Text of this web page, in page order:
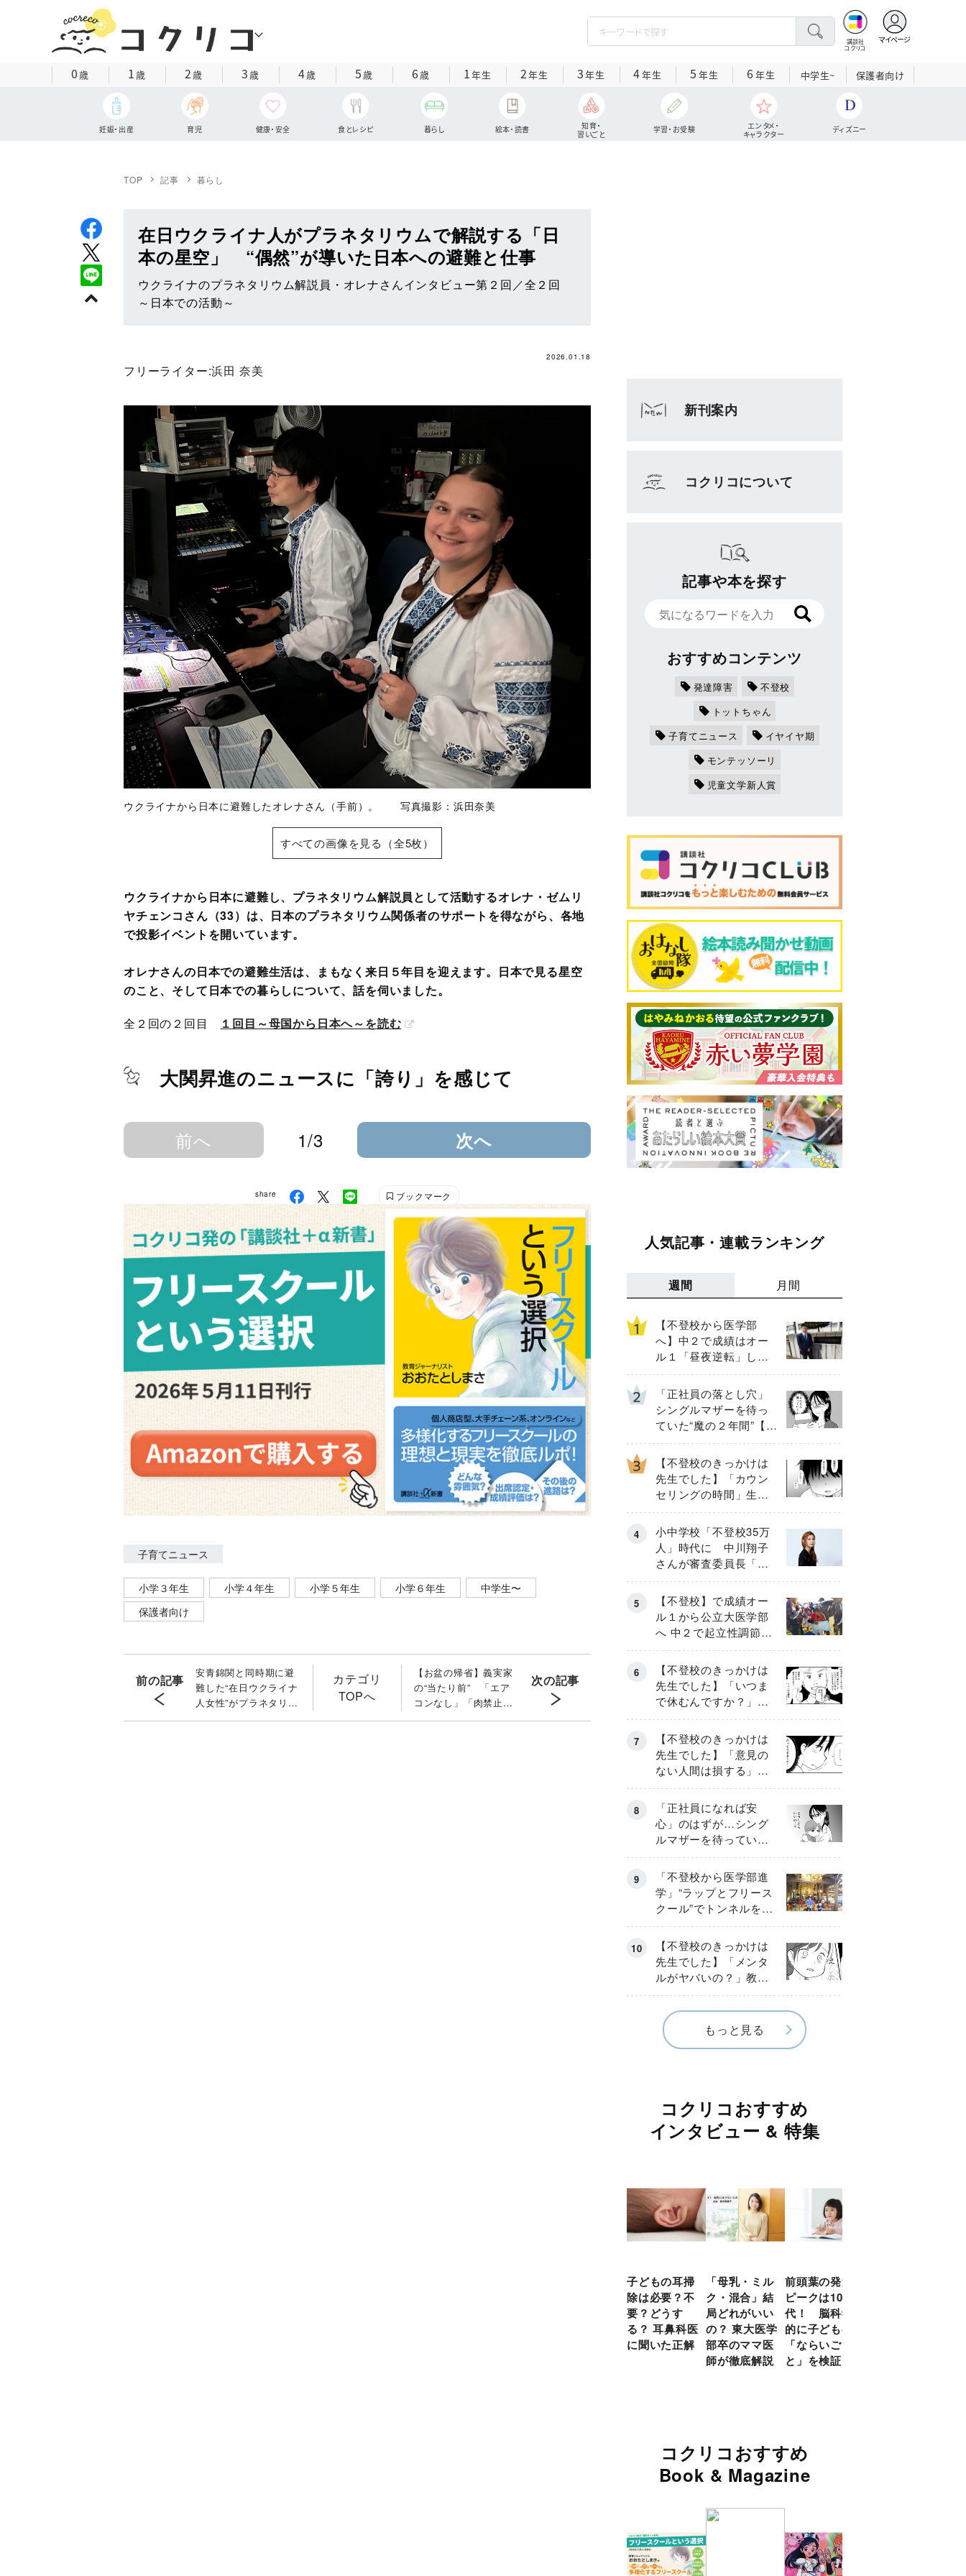
講談社
コクリコ
マイページ
0歳 1歳 2歳 3歳 4歳 5歳 6歳 1年生 2年生 3年生 4年生 5 年生 6 年生 中学生~ 保護者向け
妊娠・出産 育児 健康・安全 食とレシピ 暮らし 絵本・読書
知育・
習いごと
学習・お受験
エンタメ・
キャラクター
ディズニー
TOP 記事 暮らし
在日ウクライナ人がプラネタリウムで解説する「日
本の星空」 “偶然”が導いた日本への避難と仕事
ウクライナのプラネタリウム解説員・オレナさんインタビュー第２回／全２回
～日本での活動～
2026.01.18
フリーライター:浜田 奈美
ウクライナから日本に避難したオレナさん（手前）。 写真撮影：浜田奈美
すべての画像を見る（全5枚）
ウクライナから日本に避難し、プラネタリウム解説員として活動するオレナ・ゼムリ
ヤチェンコさん（33）は、日本のプラネタリウム関係者のサポートを得ながら、各地
で投影イベントを開いています。
オレナさんの日本での避難生活は、まもなく来日５年目を迎えます。日本で見る星空
のこと、そして日本での暮らしについて、話を伺いました。
全２回の２回目
１回目～母国から日本へ～を読む
大関昇進のニュースに「誇り」を感じて
前へ 1/3 次へ
share ブックマーク
子育てニュース
小学３年生 小学４年生 小学５年生 小学６年生
中学生〜
保護者向け
前の記事
安青錦関と同時期に避
難した“在日ウクライナ
人女性”がプラネタリウ
ムで解説！ 戦禍を逃
カテゴリ
TOPへ
【お盆の帰省】義実家
の“当たり前” 「エア
コンなし」「肉禁止」
「台所は女性だけ」に
次の記事
新刊案内
コクリコについて
記事や本を探す
おすすめコンテンツ
発達障害
不登校
トットちゃん
子育てニュース
イヤイヤ期
モンテッソーリ
児童文学新人賞
人気記事・連載ランキング
週間 月間
【不登校から医学部
へ】中２で成績はオー
ル１「昼夜逆転」した
わが子を”夜遊び”に連れ
出した母の気づき
「正社員の落とし穴」
シングルマザーを待っ
ていた“魔の２年間”【後
編】
【不登校のきっかけは
先生でした】「カウン
セリングの時間」生徒
の情報をバラしたの
は…《第２話》
小中学校「不登校35万
人」時代に 中川翔子
さんが審査委員長「不
登校生動画甲子園
2026」が開催
【不登校】で成績オー
ル１から公立大医学部
へ 中２で起立性調節障
害「治るまで３年」の
診断 そのとき母は
【不登校のきっかけは
先生でした】「いつま
で休むんですか？」追
い詰められる母と息子
《第６話》
【不登校のきっかけは
先生でした】「意見の
ない人間は損する」担
任の一言が苦しみに…
《第１話》
「正社員になれば安
心」のはずが…シング
ルマザーを待ってい
た“魔の２年間”【前編】
「不登校から医学部進
学」“ラップとフリース
クール”でトンネルを脱
して高校受験へ〔元野
球少年の実話〕
【不登校のきっかけは
先生でした】「メンタ
ルがヤバいの？」教室
で始まった悪ふざけ
《第３話》
もっと見る
コクリコおすすめ
インタビュー & 特集
子どもの耳掃
除は必要？不
要？どうす
る？ 耳鼻科医
に聞いた正解
「母乳・ミル
ク・混合」結
局どれがいい
の？ 東大医学
部卒のママ医
師が徹底解説
前頭葉の発達
ピークは10
代！ 脳科学
的に子どもの
「ならいご
と」を検証
コクリコおすすめ
Book & Magazine